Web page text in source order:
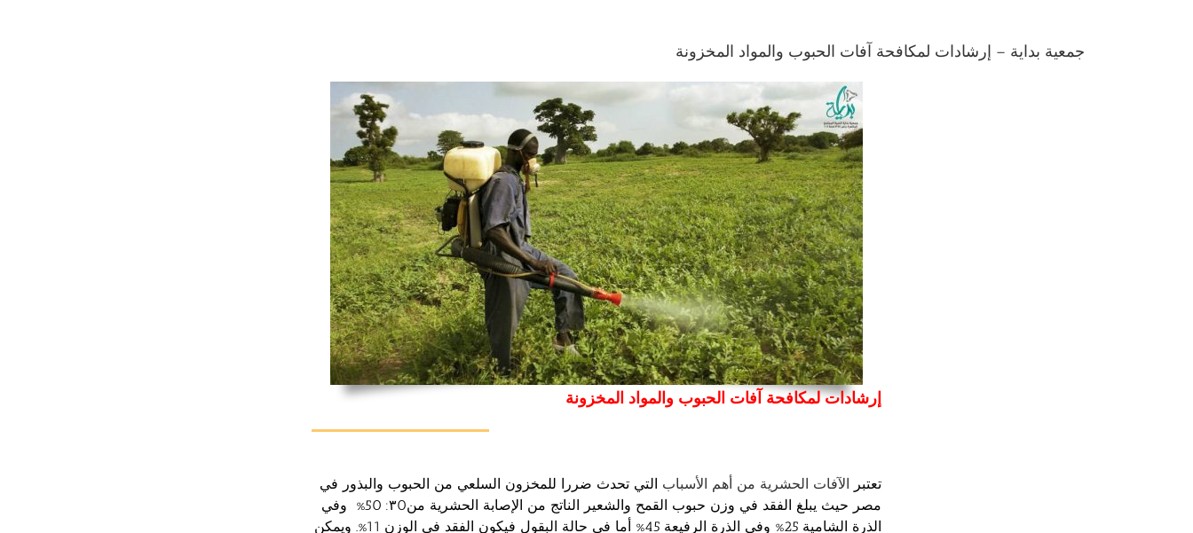
جمعية بداية – إرشادات لمكافحة آفات الحبوب والمواد المخزونة
إرشادات لمكافحة آفات الحبوب والمواد المخزونة
تعتبر الآفات الحشرية من أهم الأسباب التي تحدث ضررا للمخزون السلعي من الحبوب والبذور في
مصر حيث يبلغ الفقد في وزن حبوب القمح والشعير الناتج من الإصابة الحشرية من۳0: 50% وفي
الذرة الشامية 25% وفي الذرة الرفيعة 45% أما في حالة البقول فيكون الفقد في الوزن 11%. ويمكن